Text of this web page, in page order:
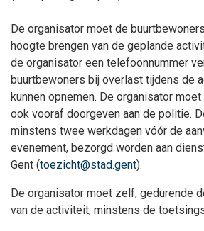
De organisator moet de
hoogte brengen van de geplande
de organisator een telefoonnummer
buurtbewoners bij overlast tijdens de
kunnen opnemen. De organisator
ook vooraf doorgeven aan de politie.
minstens twee werkdagen vóór de
evenement, bezorgd worden aan
Gent (toezicht@stad.gent).
De organisator moet zelf, gedurende
van de activiteit, minstens de